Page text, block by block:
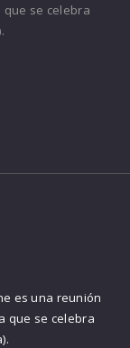
se celebra
es una reunión
que se celebra